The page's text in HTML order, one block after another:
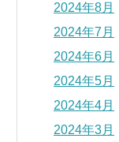
2024年8月
2024年7月
2024年6月
2024年5月
2024年4月
2024年3月